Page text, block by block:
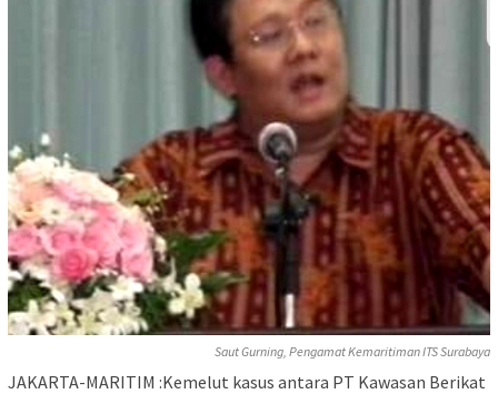
Saut Gurning, Pengamat Kemaritiman ITS Surabaya
JAKARTA-MARITIM :Kemelut kasus antara PT Kawasan Berikat